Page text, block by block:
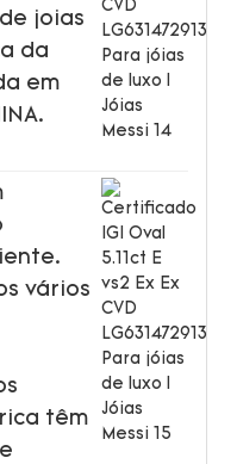
joias
da
em
vários
têm